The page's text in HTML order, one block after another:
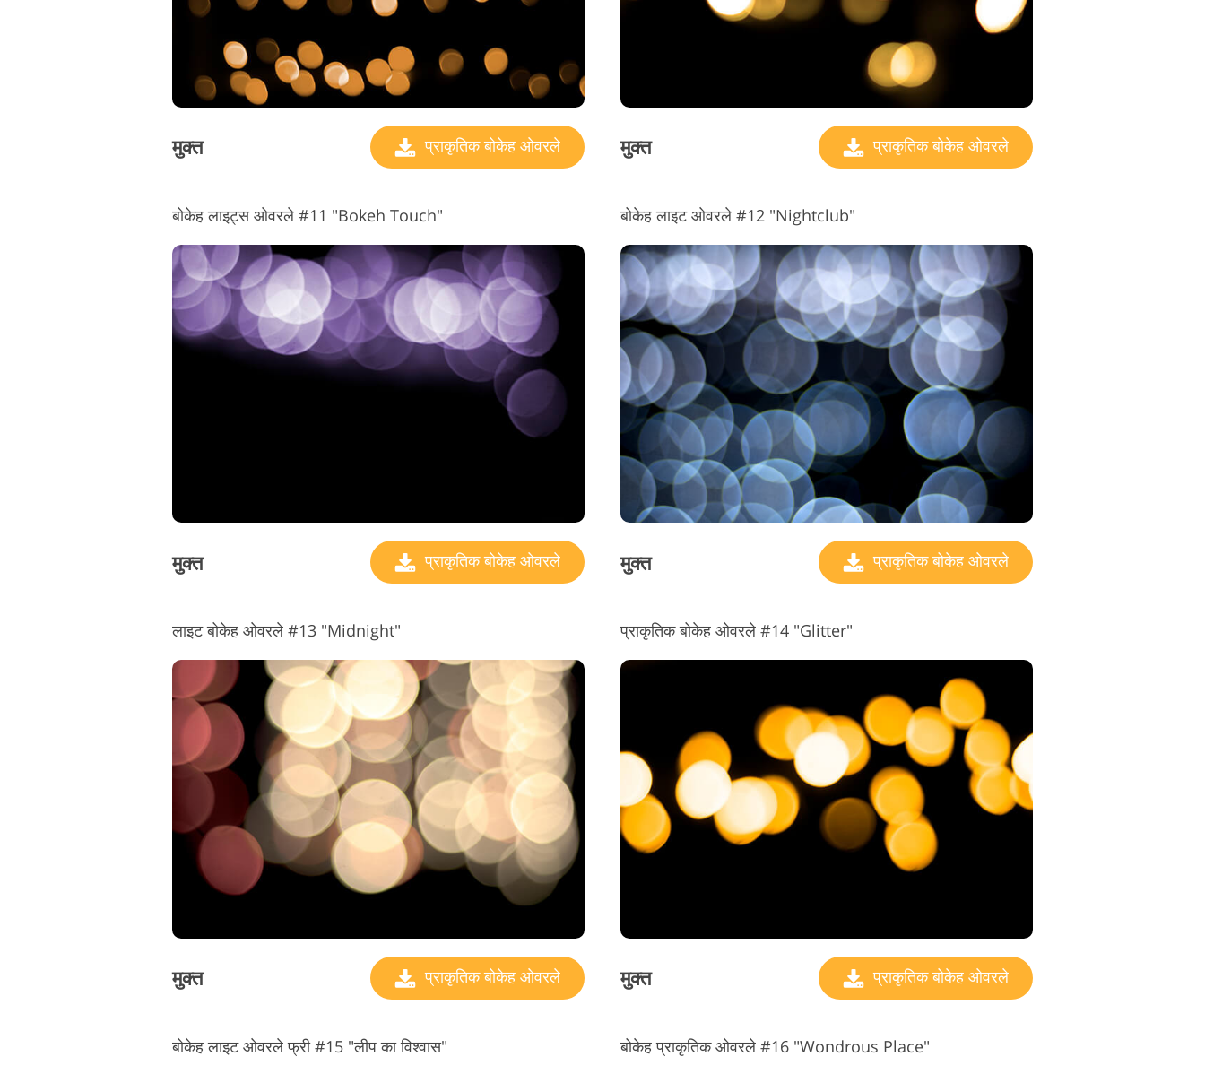
मुक्त प्राकृतिक बोकेह ओवरले मुक्त प्राकृतिक बोकेह ओवरले
बोकेह लाइट्स ओवरले #11 "Bokeh Touch"
मुक्त प्राकृतिक बोकेह ओवरले
बोकेह लाइट ओवरले #12 "Nightclub"
मुक्त प्राकृतिक बोकेह ओवरले
लाइट बोकेह ओवरले #13 "Midnight"
मुक्त प्राकृतिक बोकेह ओवरले
प्राकृतिक बोकेह ओवरले #14 "Glitter"
मुक्त प्राकृतिक बोकेह ओवरले
बोकेह लाइट ओवरले फ्री #15 "लीप का विश्वास" बोकेह प्राकृतिक ओवरले #16 "Wondrous Place"